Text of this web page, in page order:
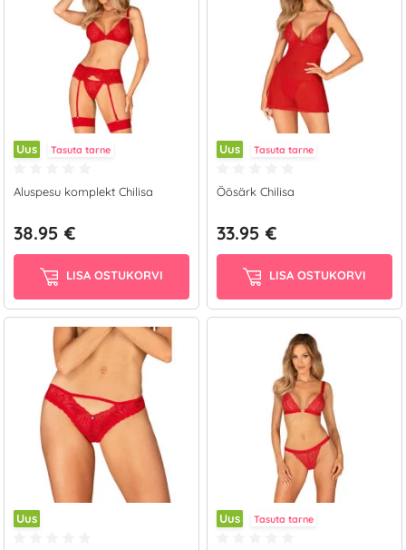
Uus Tasuta tarne
Aluspesu komplekt Chilisa
38.95 €
LISA OSTUKORVI
Uus Tasuta tarne
Öösärk Chilisa
33.95 €
LISA OSTUKORVI
Uus Uus Tasuta tarne